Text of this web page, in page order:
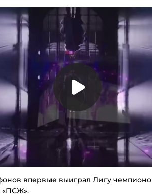
впервые выиграл Лигу
«ПСЖ».